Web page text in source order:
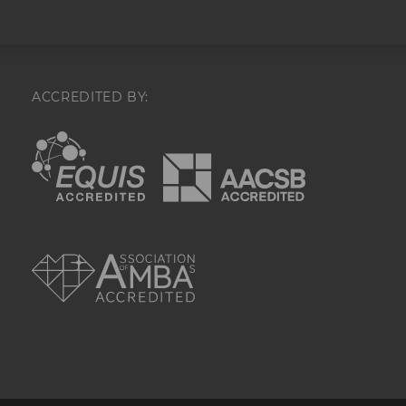
ACCREDITED BY:
EQUIS
li_mc
Dieses Cookie
temporärer
Es dient dazu,
lang
Sprache erscheint.